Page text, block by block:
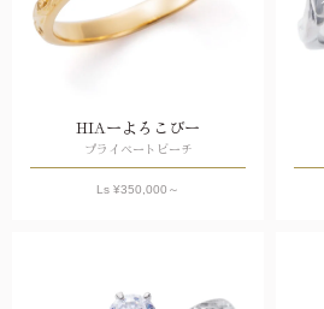
HIAーよろこびー
プライベートビーチ
Ls ¥350,000 ～